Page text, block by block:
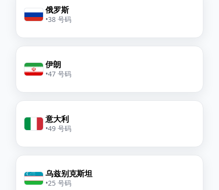
俄罗斯
•38 号码
伊朗
•47 号码
意大利
•49 号码
乌兹别克斯坦
•25 号码